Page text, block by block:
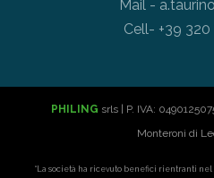
Mail -
Cell- +39
PHILING srls | P. IVA:
Monteroni di
“La società ha ricevuto benefici rientranti